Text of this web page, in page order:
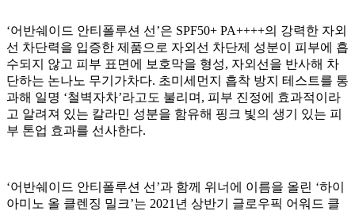
‘어반쉐이드 안티폴루션 선’은 SPF50+ PA++++의 강력한 자외
선 차단력을 입증한 제품으로 자외선 차단제 성분이 피부에 흡
수되지 않고 피부 표면에 보호막을 형성, 자외선을 반사해 차
단하는 논나노 무기가차다. 초미세먼지 흡착 방지 테스트를 통
과해 일명 ‘철벽자차’라고도 불리며, 피부 진정에 효과적이라
고 알려져 있는 칼라민 성분을 함유해 핑크 빛의 생기 있는 피
부 톤업 효과를 선사한다.
‘어반쉐이드 안티폴루션 선’과 함께 위너에 이름을 올린 ‘하이
아미노 올 클렌징 밀크’는 2021년 상반기 글로우픽 어워드 클